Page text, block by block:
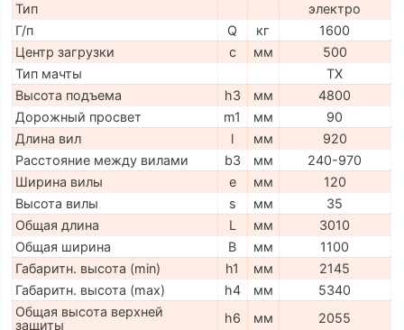
Тип
электро
Г/п
Q кг
1600
Центр загрузки
c мм
500
Тип мачты
TX
Высота подъема
h3 мм
4800
Дорожный просвет
m1 мм
90
Длина вил
l мм
920
Расстояние между вилами
b3 мм
240-970
Ширина вилы
e мм
120
Высота вилы
s мм
35
Общая длина
L мм
3010
Общая ширина
B мм
1100
Габаритн. высота (min)
h1 мм
2145
Габаритн. высота (max)
h4 мм
5340
Общая высота верхней
защиты
h6 мм 2055